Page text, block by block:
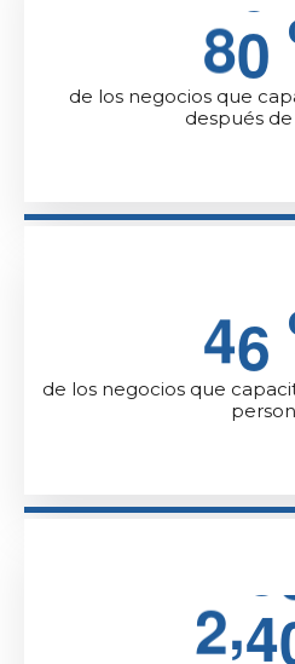
80
de los negocios que
después
46
de los negocios que
2,4